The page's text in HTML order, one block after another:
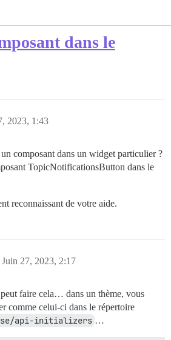
dans le
2023, 1:43
composant dans un widget particulier ?
TopicNotificationsButton dans le
reconnaissant de votre aide.
Juin 27, 2023, 2:17
faire cela… dans un thème, vous
comme celui-ci dans le répertoire
api-initializers …